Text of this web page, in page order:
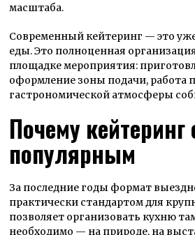
масштаба.
Современный кейтеринг — это
еды. Это полноценная
площадке мероприятия:
оформление зоны подачи, работа
гастрономической атмосферы
Почему кейтеринг
популярным
За последние годы формат
практически стандартом для
позволяет организовать кухню
необходимо — на природе, на